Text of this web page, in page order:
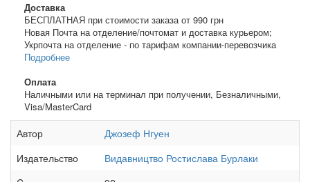
Доставка
БЕСПЛАТНАЯ при стоимости заказа от 990 грн
Новая Почта на отделение/почтомат и доставка курьером;
Укрпочта на отделение - по тарифам компании-перевозчика
Подробнее
Оплата
Наличными или на терминал при получении, Безналичными,
Visa/MasterCard
Автор
Джозеф Нгуен
Издательство
Видавництво Ростислава Бурлаки